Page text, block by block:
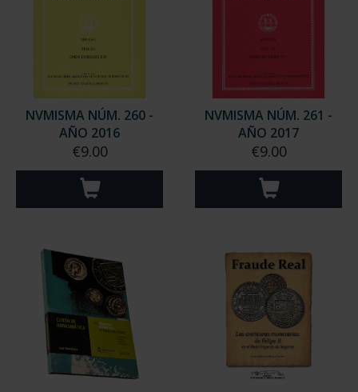
NVMISMA NÚM. 260 -
AÑO 2016
€9.00
NVMISMA NÚM. 261 -
AÑO 2017
€9.00